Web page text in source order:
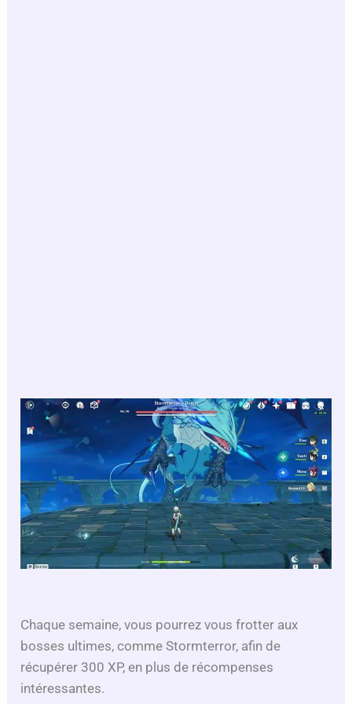
Chaque semaine, vous pourrez vous frotter aux
bosses ultimes, comme Stormterror, afin de
récupérer 300 XP, en plus de récompenses
intéressantes.